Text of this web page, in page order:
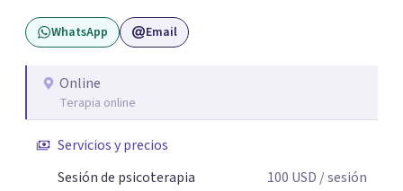
hipnoterapia y respiración neurodinámica, integrando
actualmente la Psicología Analítica Junguiana. Mi
ecopsicología y el trabajo simbólico con el inconsciente,
entendiendo que cada proceso terapéutico es único y
WhatsApp Email
Online
Terapia online
Servicios y precios
Sesión de psicoterapia
100 USD / sesión